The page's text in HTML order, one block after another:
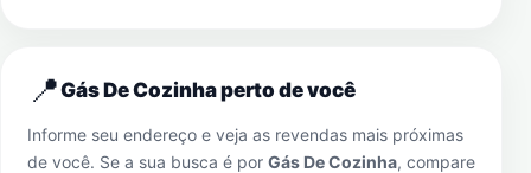
📍Gás De Cozinha perto de você
Informe seu endereço e veja as revendas mais próximas
de você. Se a sua busca é por Gás De Cozinha, compare